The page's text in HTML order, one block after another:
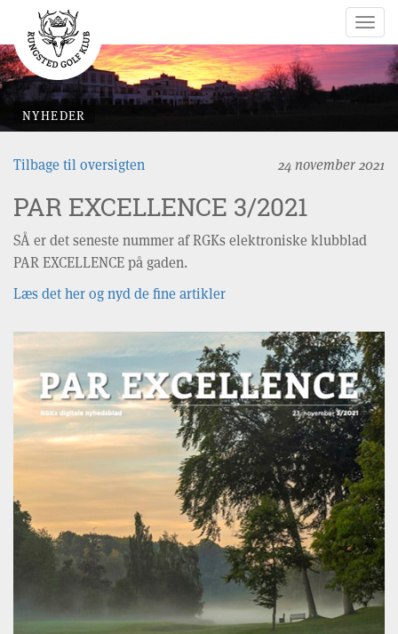
NYHEDER
Tilbage til oversigten 24 november 2021
PAR EXCELLENCE 3/2021
SÅ er det seneste nummer af RGKs elektroniske klubblad
PAR EXCELLENCE på gaden.
Læs det her og nyd de fine artikler